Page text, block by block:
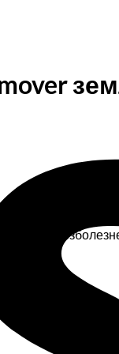
при
и
ороговевшую